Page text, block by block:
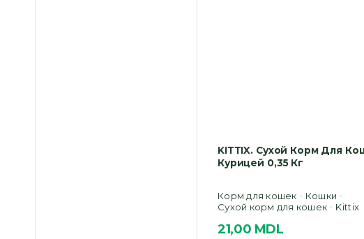
KITTIX. Сухой Корм Для
Курицей 0,35 Кг
Корм для кошек
Кошки
Сухой корм для кошек
Kittix
21,00 MDL